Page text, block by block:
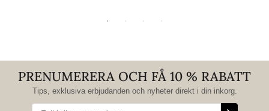
PRENUMERERA OCH FÅ 10 % RABATT
Tips, exklusiva erbjudanden och nyheter direkt i din inkorg.